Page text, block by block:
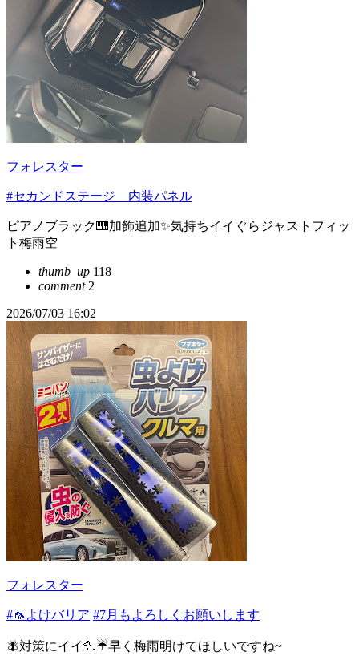
フォレスター
#セカンドステージ 内装パネル
ピアノブラック🎹加飾追加✨気持ちイイぐらジャストフィッ
ト梅雨空
thumb_up 118
comment2
2026/07/03 16:02
フォレスター
#🦟よけバリア #7月もよろしくお願いします
🪰対策にイイ🦆☔️早く梅雨明けてほしいですね~